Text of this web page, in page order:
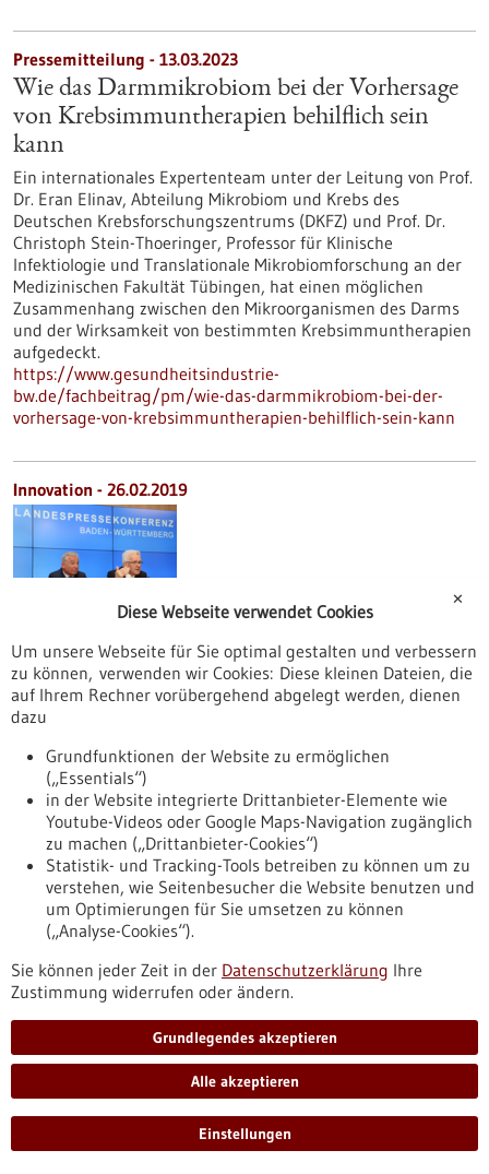
Pressemitteilung - 13.03.2023
Wie das Darmmikrobiom bei der Vorhersage
von Krebsimmuntherapien behilflich sein
kann
Ein internationales Expertenteam unter der Leitung von Prof.
Dr. Eran Elinav, Abteilung Mikrobiom und Krebs des
Deutschen Krebsforschungszentrums (DKFZ) und Prof. Dr.
Christoph Stein-Thoeringer, Professor für Klinische
Infektiologie und Translationale Mikrobiomforschung an der
Medizinischen Fakultät Tübingen, hat einen möglichen
Zusammenhang zwischen den Mikroorganismen des Darms
und der Wirksamkeit von bestimmten Krebsimmuntherapien
aufgedeckt.
https://www.gesundheitsindustrie-
bw.de/fachbeitrag/pm/wie-das-darmmikrobiom-bei-der-
vorhersage-von-krebsimmuntherapien-behilflich-sein-kann
Innovation - 26.02.2019
Tempo auf
https://www.gesundheitsindustrie-
bw.de/fachbeitrag/pm/landesregierung-nimmt-bei-
Pressemitteilung - 28.06.2022
Mannheimer Institut für intelligente Systeme
in der Medizin
Die Medizinische Fakultät Mannheim der Universität
Heidelberg bündelt im „Mannheimer Institut für intelligente
Systeme in der Medizin“ (MIiSM) ihre Expertise in
Medizintechnik und Medizinphysik. Unter dem Dach des
Forschungsschwerpunkts „Medizinsystemtechnologie“ treibt
das Institut die Forschung und Entwicklung auf den Gebieten
Digitalisierung, Automatisierung und intelligenter Systeme
in der Medizin voran.
https://www.gesundheitsindustrie-
bw.de/fachbeitrag/pm/mannheimer-institut-fuer-
intelligente-systeme-der-medizin
✕
Diese Webseite verwendet Cookies
Um unsere Webseite für Sie optimal gestalten und verbessern
zu können, verwenden wir Cookies: Diese kleinen Dateien, die
auf Ihrem Rechner vorübergehend abgelegt werden, dienen
dazu
Grundfunktionen der Website zu ermöglichen
(„Essentials“)
in der Website integrierte Drittanbieter-Elemente wie
Youtube-Videos oder Google Maps-Navigation zugänglich
zu machen („Drittanbieter-Cookies“)
Statistik- und Tracking-Tools betreiben zu können um zu
verstehen, wie Seitenbesucher die Website benutzen und
um Optimierungen für Sie umsetzen zu können
(„Analyse-Cookies“).
Sie können jeder Zeit in der Datenschutzerklärung Ihre
Zustimmung widerrufen oder ändern.
Grundlegendes akzeptieren
Alle akzeptieren
Einstellungen